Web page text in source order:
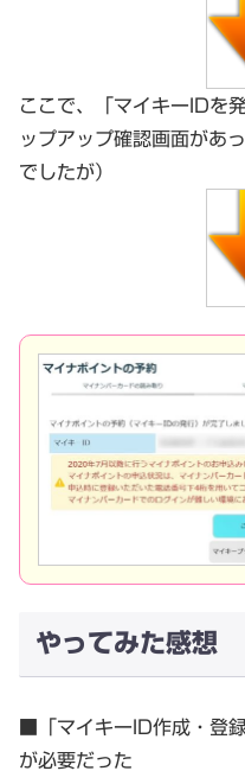
ここで、「マイキーIDを
ップアップ確認画面があ
でしたが）
やってみた感想
■「マイキーID作成・登
が必要だった